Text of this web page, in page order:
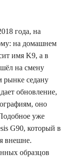
года, на
на домашнем
имя K9, а в
на смену
рынке седану
обновление,
оно
уже
G90, который в
внешне.
образцов